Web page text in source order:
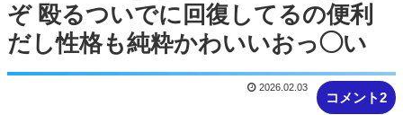
ぞ 殴るついでに回復してるの便利
だし性格も純粋かわいいおっ◯い
コメント2
2026.02.03